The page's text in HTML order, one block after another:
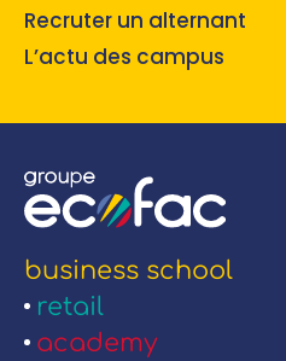
Recruter un alternant
L’actu des campus
business school
retail
academy